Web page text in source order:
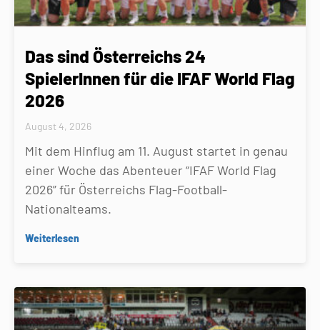
Das sind Österreichs 24
SpielerInnen für die IFAF World Flag
2026
August 4, 2026
Mit dem Hinflug am 11. August startet in genau
einer Woche das Abenteuer “IFAF World Flag
2026” für Österreichs Flag-Football-
Nationalteams.
Weiterlesen